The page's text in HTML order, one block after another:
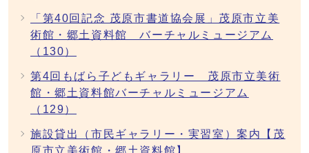
「第40回記念 茂原市書道協会展」茂原市立美
術館・郷土資料館 バーチャルミュージアム
（130）
第4回もばら子どもギャラリー 茂原市立美術
館・郷土資料館バーチャルミュージアム
（129）
施設貸出（市民ギャラリー・実習室）案内【茂
原市立美術館・郷土資料館】